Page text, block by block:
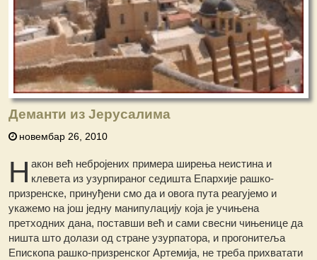
Деманти из Јерусалима
новембар 26, 2010
Н акон већ небројених примера ширења неистина и
клевета из узурпираног седишта Епархије рашко-
призренске, принуђени смо да и овога пута реагујемо и
укажемо на још једну манипулацију која је учињена
претходних дана, поставши већ и сами свесни чињенице да
ништа што долази од стране узурпатора, и прогонитеља
Епископа рашко-призренског Артемија, не треба прихватати